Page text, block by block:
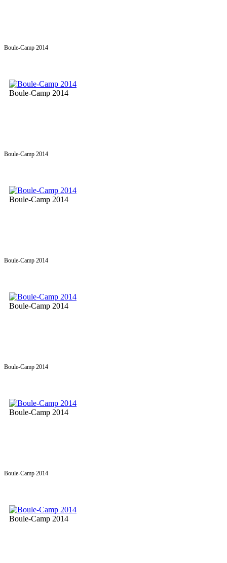
Boule-Camp 2014
Boule-Camp 2014
Boule-Camp 2014
Boule-Camp 2014
Boule-Camp 2014
Boule-Camp 2014
Boule-Camp 2014
Boule-Camp 2014
Boule-Camp 2014
Boule-Camp 2014